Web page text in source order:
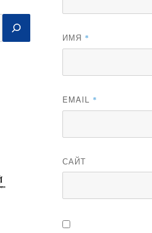
ИМЯ *
EMAIL *
САЙТ